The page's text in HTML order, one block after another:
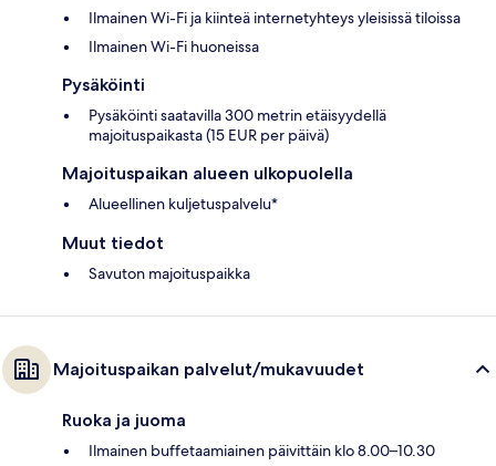
Ilmainen Wi-Fi ja kiinteä internetyhteys yleisissä tiloissa
Ilmainen Wi-Fi huoneissa
Pysäköinti
Pysäköinti saatavilla 300 metrin etäisyydellä
majoituspaikasta (15 EUR per päivä)
Majoituspaikan alueen ulkopuolella
Alueellinen kuljetuspalvelu*
Muut tiedot
Savuton majoituspaikka
Majoituspaikan palvelut/mukavuudet
Ruoka ja juoma
Ilmainen buffetaamiainen päivittäin klo 8.00–10.30